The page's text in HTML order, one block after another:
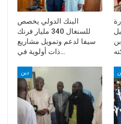
البنك الدولي يخصص
للسنغال 340 مليار فرنك
سيفا لدعم وتمويل مشاريع
ذات أولوية في…
دين